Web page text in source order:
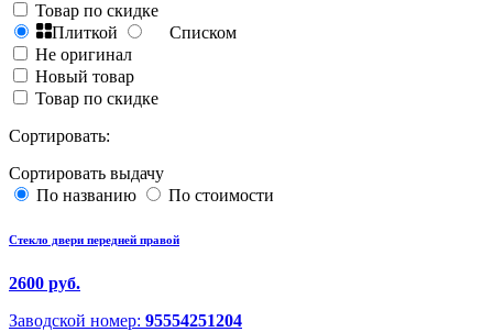
Товар по скидке
Плиткой
Списком
Не оригинал
Новый товар
Товар по скидке
Сортировать:
Сортировать выдачу
По названию
По стоимости
Стекло двери передней правой
2600 руб.
Заводской номер: 95554251204